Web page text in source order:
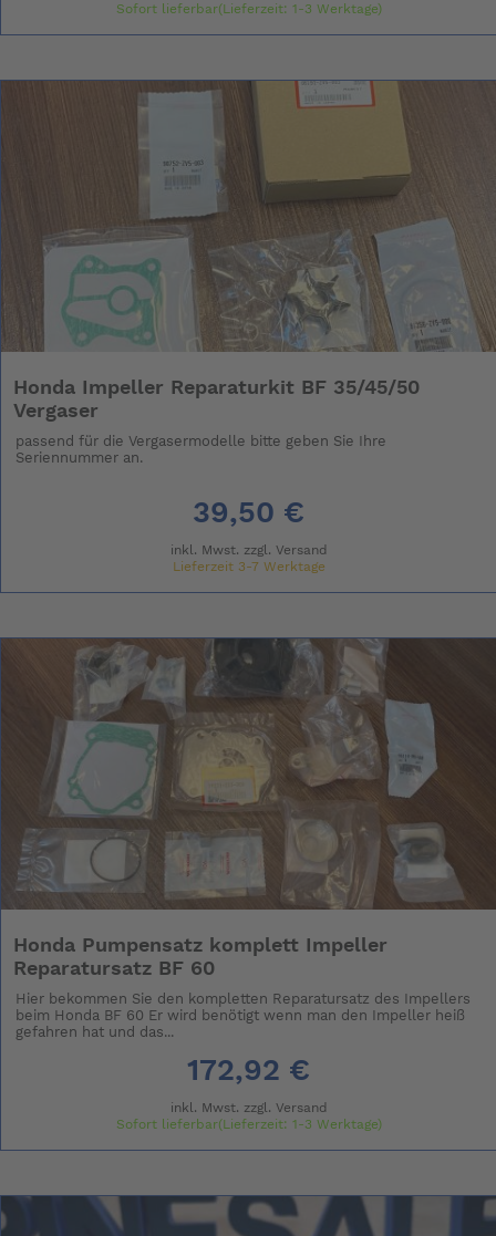
Sofort lieferbar(Lieferzeit: 1-3 Werktage)
Honda Impeller Reparaturkit BF 35/45/50
Vergaser
passend für die Vergasermodelle bitte geben Sie Ihre
Seriennummer an.
39,50 €
inkl. Mwst. zzgl. Versand
Lieferzeit 3-7 Werktage
Honda Pumpensatz komplett Impeller
Reparatursatz BF 60
Hier bekommen Sie den kompletten Reparatursatz des Impellers
beim Honda BF 60 Er wird benötigt wenn man den Impeller heiß
gefahren hat und das...
172,92 €
inkl. Mwst. zzgl. Versand
Sofort lieferbar(Lieferzeit: 1-3 Werktage)